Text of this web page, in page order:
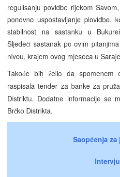
regulisanju povidbe rijekom
ponovno uspostavljanje plovidbe,
stabilnost na sastanku u
Sljedeći sastanak po ovim
nivou, krajem ovog mjeseca u
Takođe bih želio da spomenem
raspisala tender za banke za pruž
Distriktu. Dodatne informacije se
Brčko Distrikta.
Saopćenja